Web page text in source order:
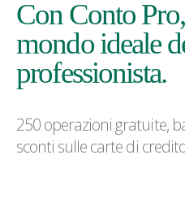
Con Conto
mondo ideale
professionista.
250 operazioni gratuite,
sconti sulle carte di